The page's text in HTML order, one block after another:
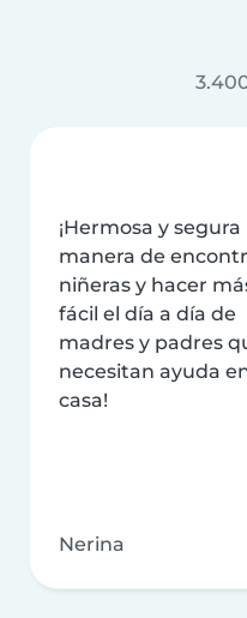
¡Hermosa y segura
manera de
niñeras y hacer
fácil el día a día de
madres y padres
necesitan ayuda
casa!
Nerina